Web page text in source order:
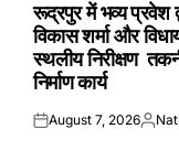
रूद्रपुर में भव्य प्रवेश
विकास शर्मा और
स्थलीय निरीक्षण
निर्माण कार्य
Posted
August 7, 2026